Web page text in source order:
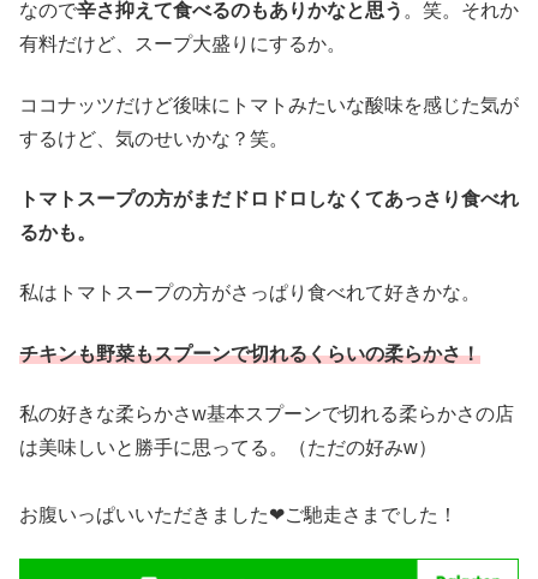
なので辛さ抑えて食べるのもありかなと思う 。笑。それか
有料だけど、スープ大盛りにするか。
ココナッツだけど後味にトマトみたいな酸味を感じた気が
するけど、気のせいかな？笑。
トマトスープの方がまだドロドロしなくてあっさり食べれ
るかも。
私はトマトスープの方がさっぱり食べれて好きかな。
チキンも野菜もスプーンで切れるくらいの柔らかさ！
私の好きな柔らかさw基本スプーンで切れる柔らかさの店
は美味しいと勝手に思ってる。（ただの好みw）
お腹いっぱいいただきました❤︎ご馳走さまでした！